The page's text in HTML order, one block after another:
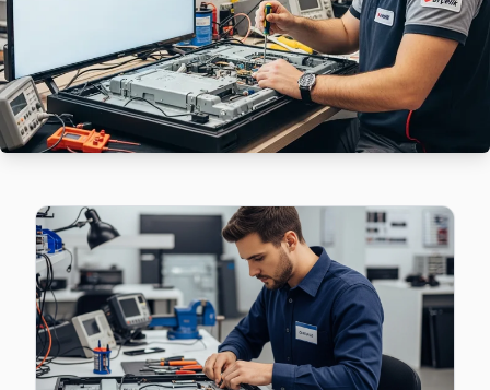
Üniversite'de Arçelik TV ses ama görüntü yok sorununu
Üniversite Arçelik Anakart Tamiri →
Yeşilkent Arçelik Servis
Arçelik TV'de T-Con kart arızası Yeşilkent mahallesinde
Avcılar Arçelik TV Servis Hizmet Bölgesi
Avcılar bölgesine kapıya gelen Arçelik TV tamir servisi